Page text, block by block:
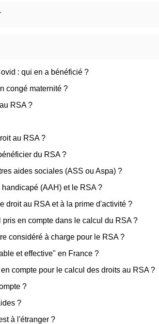
: qui en a bénéficié ?
congé maternité ?
RSA ?
au RSA ?
du RSA ?
aides sociales (ASS ou Aspa) ?
(AAH) et le RSA ?
droit au RSA et à la prime d'activité ?
en compte dans le calcul du RSA ?
considéré à charge pour le RSA ?
et effective" en France ?
compte pour le calcul des droits au RSA ?
?
?
à l'étranger ?